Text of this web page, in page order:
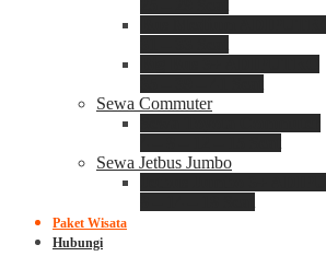
Sewa Commuter
Sewa Jetbus Jumbo
Paket Wisata
Hubungi